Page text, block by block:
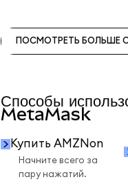
ПОСМОТРЕТЬ БОЛЬШЕ
Способы
MetaMask
Купить AMZNon
Начните всего за
пару нажатий.